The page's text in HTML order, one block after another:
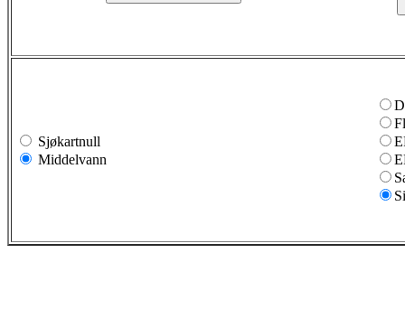
Sjøkartnull
Middelvann